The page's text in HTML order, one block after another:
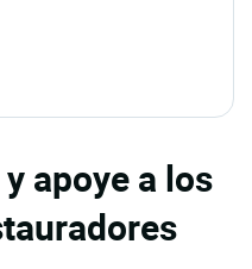
apoye a los